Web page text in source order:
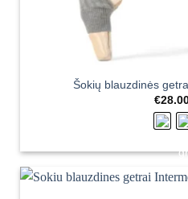
Šokių blauzdinės
€